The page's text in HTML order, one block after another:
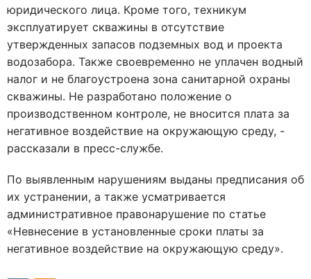
юридического лица. Кроме того, техникум
эксплуатирует скважины в отсутствие
утвержденных запасов подземных вод и проекта
водозабора. Также своевременно не уплачен водный
налог и не благоустроена зона санитарной охраны
скважины. Не разработано положение о
производственном контроле, не вносится плата за
негативное воздействие на окружающую среду, -
рассказали в пресс-службе.
По выявленным нарушениям выданы предписания об
их устранении, а также усматривается
административное правонарушение по статье
«Невнесение в установленные сроки платы за
негативное воздействие на окружающую среду».